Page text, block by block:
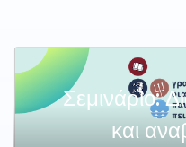
Σεμινάριο:
και